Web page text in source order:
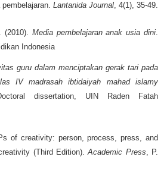
Lantanida Journal, 4(1), 35-49.
Media pembelajaran anak usia dini.
Indonesia
guru dalam menciptakan gerak tari pada
IV madrasah ibtidaiyah mahad islamy
dissertation, UIN Raden Fatah
of creativity: person, process, press, and
(Third Edition).Academic Press, P.